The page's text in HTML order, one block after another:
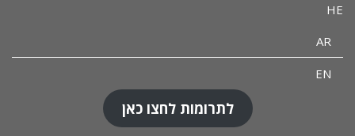
HE
AR
EN
לתרומות לחצו כאן